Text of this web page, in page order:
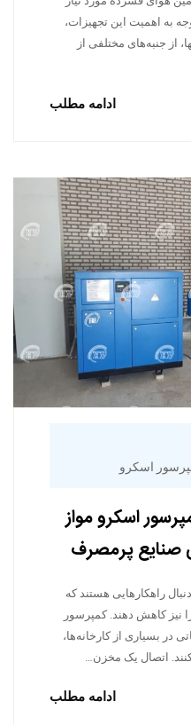
به اهمیت این تجهیزات،
از جنبه‌های مختلفی از
ادامه مطلب
اسکرو
اسکرو مواز
صنایع پرمصرف
راهکارهایی هستند که
نیز کاهش دهند. کمپرسور
در بسیاری از کارخانه‌ها،
اتصال یک مخزن…
ادامه مطلب